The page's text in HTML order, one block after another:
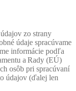
zo strany
údaje spracúvame
informácie podľa
a Rady (EÚ)
osôb pri spracúvaní
údajov (ďalej len